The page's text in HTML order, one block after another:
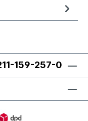
159-257-0